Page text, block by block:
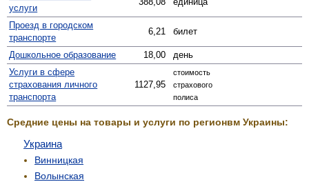
услуги
Проезд в городском
транспорте
6,21 билет
Дошкольное образование 18,00
день
Услуги в сфере
страхования личного
транспорта
1127,95
стоимость
страхового
полиса
Средние цены на товары и услуги по регионвм Украины:
Украина
Винницкая
Волынская